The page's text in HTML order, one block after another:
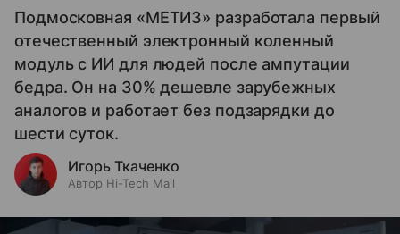
Подмосковная «МЕТИЗ» разработала первый
отечественный электронный коленный
модуль с ИИ для людей после ампутации
бедра. Он на 30% дешевле зарубежных
аналогов и работает без подзарядки до
шести суток.
Игорь Ткаченко
Автор Hi-Tech Mail